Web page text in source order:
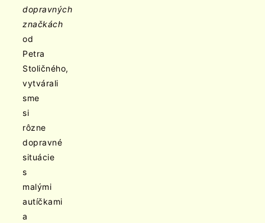
dopravných
značkách
od
Petra
Stoličného,
vytvárali
sme
si
rôzne
dopravné
situácie
s
malými
autíčkami
a